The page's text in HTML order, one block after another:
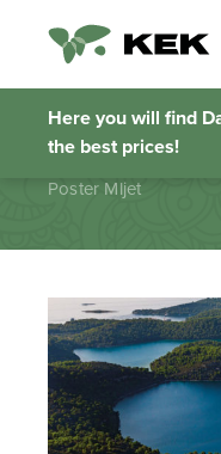
Here you will find
the best prices!
Poster
Homepage
Poster Mljet